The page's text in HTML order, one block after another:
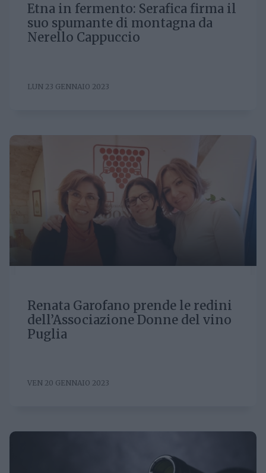
Etna in fermento: Serafica firma il
suo spumante di montagna da
Nerello Cappuccio
LUN 23 GENNAIO 2023
Renata Garofano prende le redini
dell’Associazione Donne del vino
Puglia
VEN 20 GENNAIO 2023